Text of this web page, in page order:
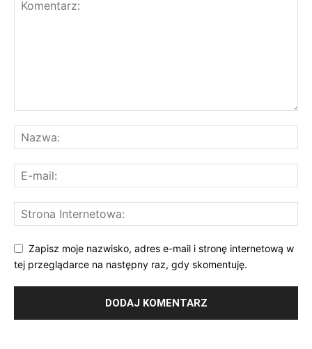
Zapisz moje nazwisko, adres e-mail i stronę internetową w
tej przeglądarce na następny raz, gdy skomentuję.